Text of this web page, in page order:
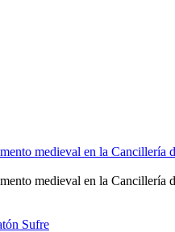
medieval en la Cancillería
medieval en la Cancillería
Sufre